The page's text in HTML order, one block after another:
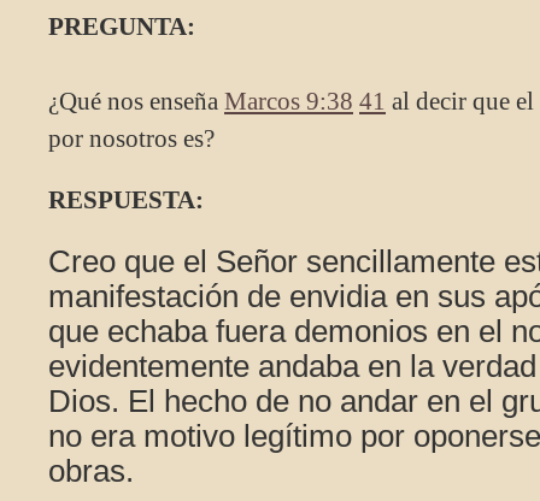
PREGUNTA:
¿Qué nos enseña Marcos 9:38 41 al decir que
por nosotros es?
RESPUESTA:
Creo que el Señor sencillamente
manifestación de envidia en sus
que echaba fuera demonios en el
evidentemente andaba en la
Dios. El hecho de no andar en el
no era motivo legítimo por
obras.